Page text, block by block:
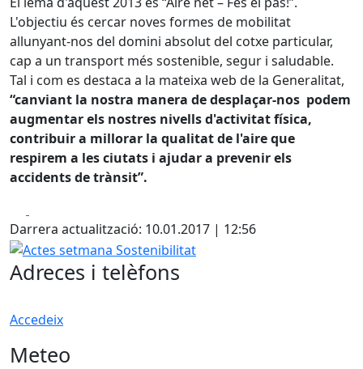
L'objectiu és cercar noves formes de mobilitat
allunyant-nos del domini absolut del cotxe particular,
cap a un transport més sostenible, segur i saludable.
Tal i com es destaca a la mateixa web de la Generalitat,
“canviant la nostra manera de desplaçar-nos podem
augmentar els nostres nivells d'activitat física,
contribuir a millorar la qualitat de l'aire que
respirem a les ciutats i ajudar a prevenir els
accidents de trànsit”.
Darrera actualització: 10.01.2017 | 12:56
Actes setmana Sostenibilitat
Adreces i telèfons
Accedeix
Meteo